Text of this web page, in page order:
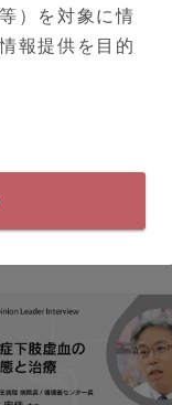
シリーズ（全
癌に対する薬物療
）を対象に情
報提供を目的